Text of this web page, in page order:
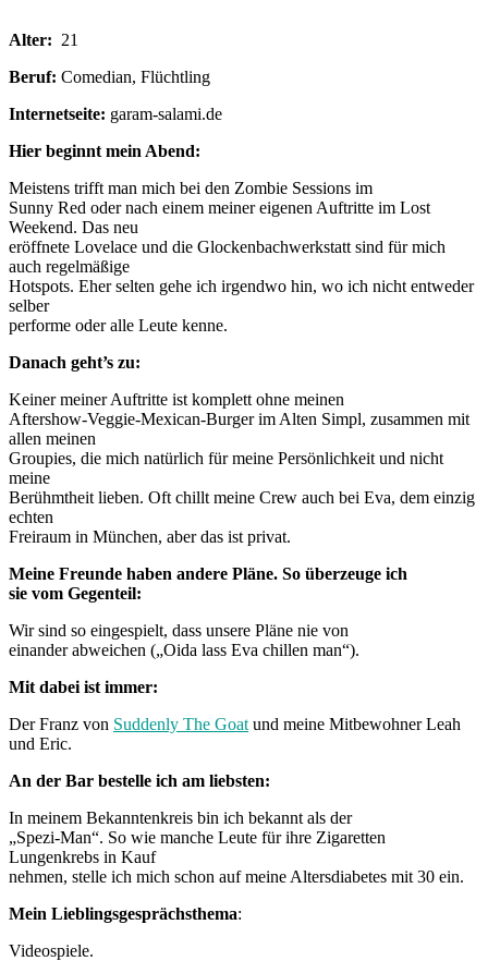
Alter: 21
Beruf: Comedian, Flüchtling
Internetseite: garam-salami.de
Hier beginnt mein Abend:
Meistens trifft man mich bei den Zombie Sessions im
Sunny Red oder nach einem meiner eigenen Auftritte im Lost
Weekend. Das neu
eröffnete Lovelace und die Glockenbachwerkstatt sind für mich
auch regelmäßige
Hotspots. Eher selten gehe ich irgendwo hin, wo ich nicht entweder
selber
performe oder alle Leute kenne.
Danach geht’s zu:
Keiner meiner Auftritte ist komplett ohne meinen
Aftershow-Veggie-Mexican-Burger im Alten Simpl, zusammen mit
allen meinen
Groupies, die mich natürlich für meine Persönlichkeit und nicht
meine
Berühmtheit lieben. Oft chillt meine Crew auch bei Eva, dem einzig
echten
Freiraum in München, aber das ist privat.
Meine Freunde haben andere Pläne. So überzeuge ich
sie vom Gegenteil:
Wir sind so eingespielt, dass unsere Pläne nie von
einander abweichen („Oida lass Eva chillen man“).
Mit dabei ist immer:
Der Franz von Suddenly The Goat und meine Mitbewohner Leah
und Eric.
An der Bar bestelle ich am liebsten:
In meinem Bekanntenkreis bin ich bekannt als der
„Spezi-Man“. So wie manche Leute für ihre Zigaretten
Lungenkrebs in Kauf
nehmen, stelle ich mich schon auf meine Altersdiabetes mit 30 ein.
Mein Lieblingsgesprächsthema:
Videospiele.